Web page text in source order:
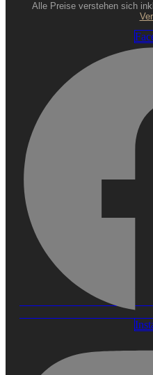
Alle Preise verstehen sich